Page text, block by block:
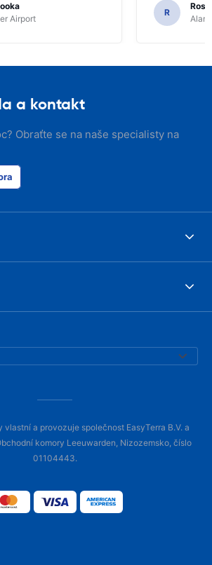
Airport
R
a kontakt
Obraťte se na naše specialisty na
a provozuje společnost EasyTerra B.V. a
komory Leeuwarden, Nizozemsko, číslo
01104443.